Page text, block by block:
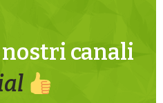
canali